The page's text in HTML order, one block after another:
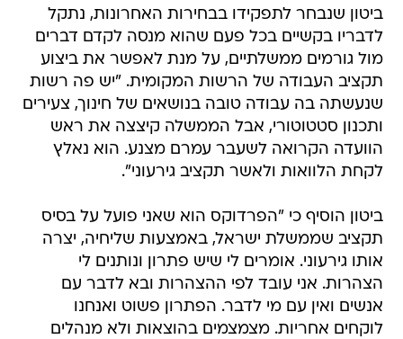
ביטון שנבחר לתפקידו בבחירות האחרונות, נתקל
לדבריו בקשיים בכל פעם שהוא מנסה לקדם דברים
מול גורמים ממשלתיים, על מנת לאפשר את ביצוע
תקציב העבודה של הרשות המקומית. "יש פה רשות
שנעשתה בה עבודה טובה בנושאים של חינוך, צעירים
ותכנון סטטוטורי, אבל הממשלה קיצצה את ראש
הוועדה הקרואה לשעבר עמרם מצנע. הוא נאלץ
לקחת הלוואות ולאשר תקציב גירעוני".
ביטון הוסיף כי "הפרדוקס הוא שאני פועל על בסיס
תקציב שממשלת ישראל, באמצעות שליחיה, יצרה
אותו גירעוני. אומרים לי שיש פתרון ונותנים לי
הצהרות. אני עובד לפי ההצהרות ובא לדבר עם
אנשים ואין עם מי לדבר. הפתרון פשוט ואנחנו
לוקחים אחריות. מצמצמים בהוצאות ולא מנהלים